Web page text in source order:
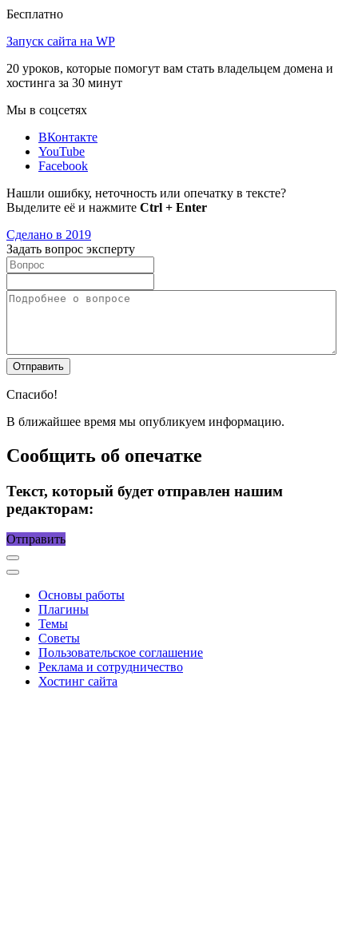
Бесплатно
Запуск сайта на WP
20 уроков, которые помогут вам стать владельцем домена и
хостинга за 30 минут
Мы в соцсетях
ВКонтакте
YouTube
Facebook
Нашли ошибку, неточность или опечатку в тексте?
Выделите её и нажмите Ctrl + Enter
Сделано в 2019
Задать вопрос эксперту
Спасибо!
В ближайшее время мы опубликуем информацию.
Сообщить об опечатке
Текст, который будет отправлен нашим
редакторам:
Отправить
Основы работы
Плагины
Темы
Советы
Пользовательское соглашение
Реклама и сотрудничество
Хостинг сайта